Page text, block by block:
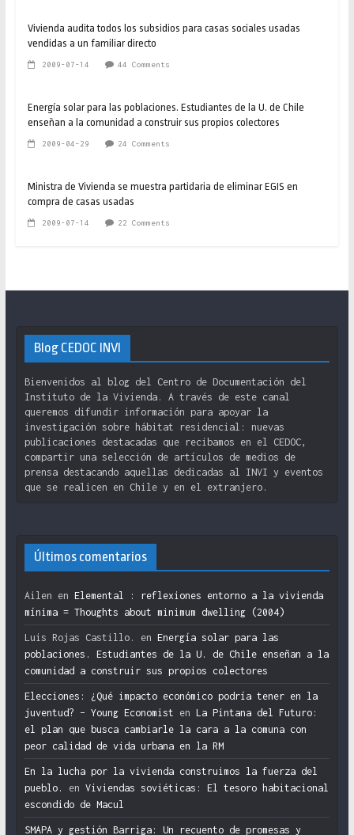
Vivienda audita todos los subsidios para casas sociales usadas
vendidas a un familiar directo
2009-07-14 44 Comments
Energía solar para las poblaciones. Estudiantes de la U. de Chile
enseñan a la comunidad a construir sus propios colectores
2009-04-29 24 Comments
Ministra de Vivienda se muestra partidaria de eliminar EGIS en
compra de casas usadas
2009-07-14 22 Comments
Blog CEDOC INVI
Bienvenidos al blog del Centro de Documentación del
Instituto de la Vivienda. A través de este canal
queremos difundir información para apoyar la
investigación sobre hábitat residencial: nuevas
publicaciones destacadas que recibamos en el CEDOC,
compartir una selección de artículos de medios de
prensa destacando aquellas dedicadas al INVI y eventos
que se realicen en Chile y en el extranjero.
Últimos comentarios
Ailen en Elemental : reflexiones entorno a la vivienda
mínima = Thoughts about minimum dwelling (2004)
Luis Rojas Castillo. en Energía solar para las
poblaciones. Estudiantes de la U. de Chile enseñan a la
comunidad a construir sus propios colectores
Elecciones: ¿Qué impacto económico podría tener en la
juventud? – Young Economist en La Pintana del Futuro:
el plan que busca cambiarle la cara a la comuna con
peor calidad de vida urbana en la RM
En la lucha por la vivienda construimos la fuerza del
pueblo.
en Viviendas soviéticas: El tesoro habitacional
escondido de Macul
SMAPA y gestión Barriga: Un recuento de promesas y